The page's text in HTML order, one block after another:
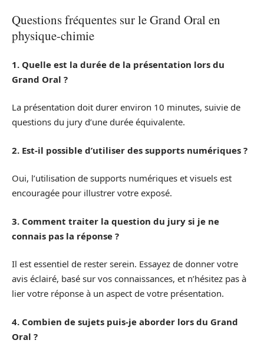
Questions fréquentes sur le Grand Oral en
physique-chimie
1. Quelle est la durée de la présentation lors du
Grand Oral ?
La présentation doit durer environ 10 minutes, suivie de
questions du jury d’une durée équivalente.
2. Est-il possible d’utiliser des supports numériques ?
Oui, l’utilisation de supports numériques et visuels est
encouragée pour illustrer votre exposé.
3. Comment traiter la question du jury si je ne
connais pas la réponse ?
Il est essentiel de rester serein. Essayez de donner votre
avis éclairé, basé sur vos connaissances, et n’hésitez pas à
lier votre réponse à un aspect de votre présentation.
4. Combien de sujets puis-je aborder lors du Grand
Oral ?